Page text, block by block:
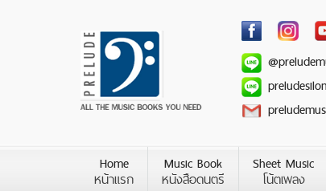
Home
หน้าแรก
Music Book
หนังสือดนตรี
Sheet Music
โน้ตเพลง